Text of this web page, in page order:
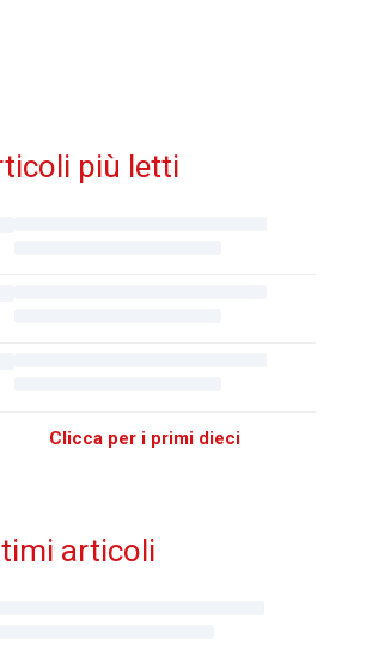
più letti
Clicca per i primi dieci
articoli